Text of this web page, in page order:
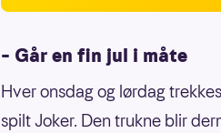
– Går en fin jul i måte
Hver onsdag og lørdag
spilt Joker. Den trukne blir